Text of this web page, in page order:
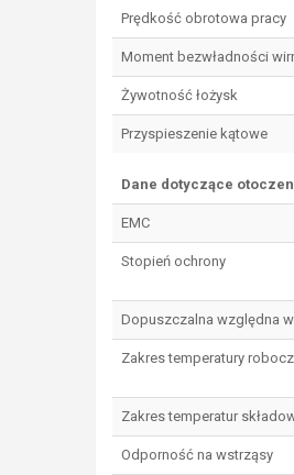
Prędkość obrotowa pracy
Moment bezwładności
Żywotność łożysk
Przyspieszenie kątowe
Dane dotyczące
EMC
Stopień ochrony
Dopuszczalna względna
Zakres temperatury
Zakres temperatur
Odporność na wstrząsy